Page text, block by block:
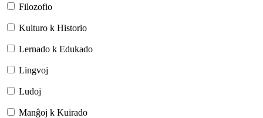
Filozofio
Kulturo k Historio
Lernado k Edukado
Lingvoj
Ludoj
Manĝoj k Kuirado